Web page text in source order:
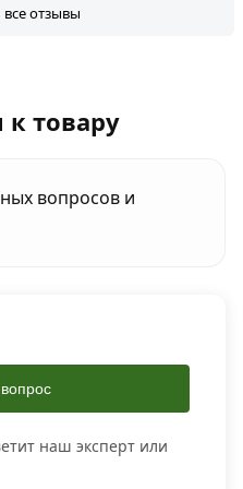
отзывы
товару
вопросов и
наш эксперт или